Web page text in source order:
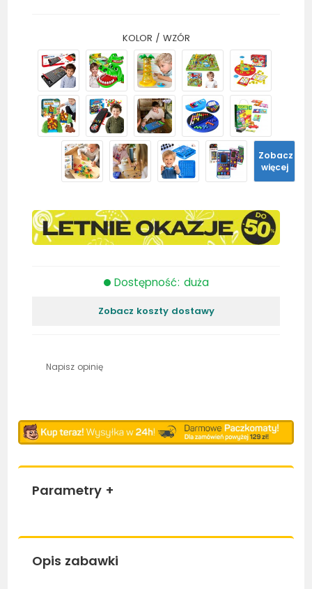
KOLOR / WZÓR
Zobacz
więcej
Dostępność: duża
Zobacz koszty dostawy
Napisz opinię
Parametry +
Opis zabawki